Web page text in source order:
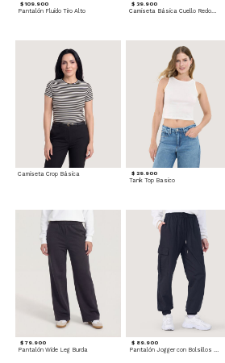
$ 109.900
Pantalón Fluido Tiro Alto
$ 39.900
Camiseta Básica Cuello Redondo
Camiseta Crop Básica $ 29.900
Tank Top Basico
$ 79.900
Pantalón Wide Leg Burda
$ 89.900
Pantalón Jogger con Bolsillos Cargo